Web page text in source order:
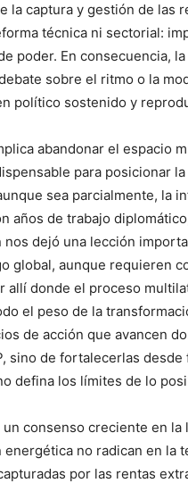
la captura y gestión de las
técnica ni sectorial:
poder. En consecuencia,
sobre el ritmo o la
político sostenido y
abandonar el espacio
para posicionar
sea parcialmente, la
años de trabajo
dejó una lección
global, aunque requieren
allí donde el proceso
el peso de la
de acción que avancen
sino de fortalecerlas
defina los límites de lo
consenso creciente en
no radican en la
por las rentas